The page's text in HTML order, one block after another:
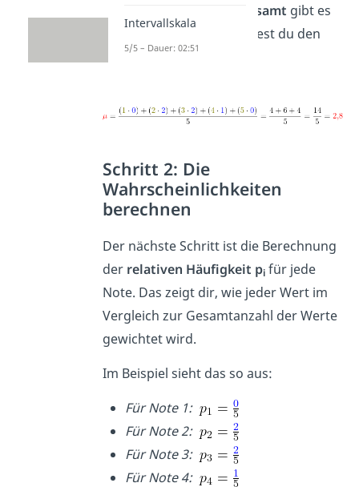
Insgesamt gibt es
fünf Noten. Also berechnest du den
Mittelwertso:
Schritt 2: Die
Wahrscheinlichkeiten
berechnen
Der nächste Schritt ist die Berechnung
der relativen Häufigkeit pi für jede
Note. Das zeigt dir, wie jeder Wert im
Vergleich zur Gesamtanzahl der Werte
gewichtet wird.
Im Beispiel sieht das so aus:
Für Note 1:
Für Note 2:
Für Note 3:
Für Note 4:
Intervallskala
5/5 – Dauer: 02:51